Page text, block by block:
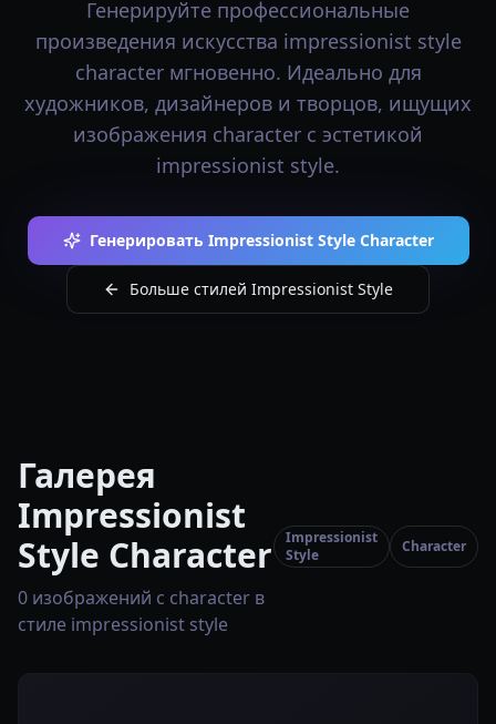
Генерируйте профессиональные
произведения искусства impressionist style
character мгновенно. Идеально для
художников, дизайнеров и творцов, ищущих
изображения character с эстетикой
impressionist style.
Генерировать Impressionist Style Character
Больше стилей Impressionist Style
Галерея
Impressionist
Style Character
0 изображений с character в
стиле impressionist style
Impressionist
Style
Character